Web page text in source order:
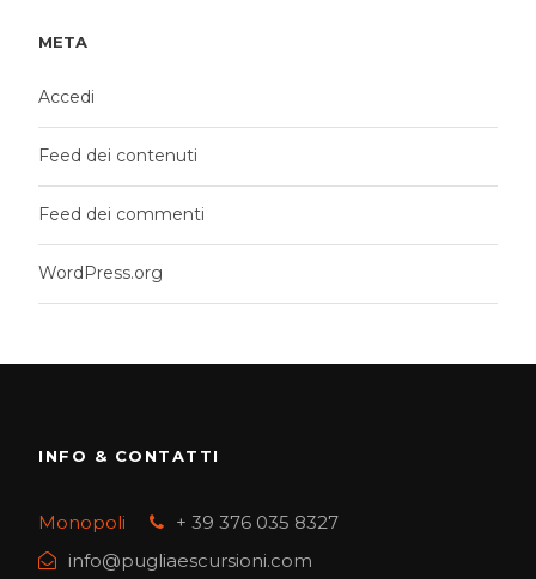
META
Accedi
Feed dei contenuti
Feed dei commenti
WordPress.org
INFO & CONTATTI
Monopoli
+ 39 376 035 8327
info@pugliaescursioni.com